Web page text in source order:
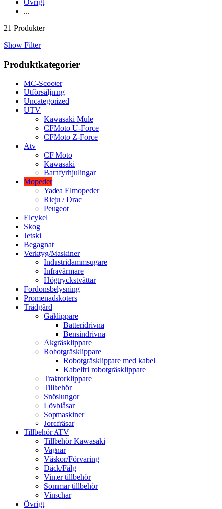
Övrigt
...
21 Produkter
Show Filter
Produktkategorier
MC-Scooter
Utförsäljning
Uncategorized
UTV
Kawasaki Mule
CFMoto U-Force
CFMoto Z-Force
Atv
CF Moto
Kawasaki
Barnfyrhjulingar
Mopeder
Yadea Elmopeder
Rieju / Drac
Peugeot
Elcykel
Skog
Jetski
Begagnat
Verktyg/Maskiner
Industridammsugare
Infravärmare
Högtryckstvättar
Fordonsbelysning
Promenadskoters
Trädgård
Gåklippare
Batteridrivna
Bensindrivna
Åkgräsklippare
Robotgräsklippare
Robotgräsklippare med kabel
Kabelfri robotgräsklippare
Traktorklippare
Tillbehör
Snöslungor
Lövblåsar
Sopmaskiner
Jordfräsar
Tillbehör ATV
Tillbehör Kawasaki
Vagnar
Väskor/Förvaring
Däck/Fälg
Vinter tillbehör
Sommar tillbehör
Vinschar
Övrigt